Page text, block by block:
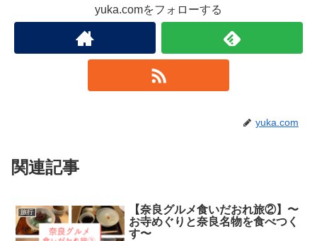
yuka.comをフォローする
yuka.com
関連記事
旅行
【奈良グルメ食いだおれ旅②】〜
お寺めぐりと奈良名物を食べつく
す〜